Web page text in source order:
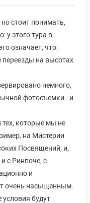
Путеводитель по
но стоит понимать,
у этого тура в
означает, что:
переезды на высотах
немного,
фотосъемки - и
тех, которые мы не
на Мистерии
Посвящений, и,
с Ринпоче, с
и
очень насыщенным.
будут